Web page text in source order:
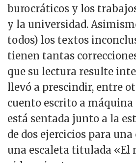
burocráticos y los
y la universidad.
todos) los textos
tienen tantas
que su lectura resulte
llevó a prescindir, entre
cuento escrito a
está sentada junto a la
de dos ejercicios para una
una escaleta titulada «El